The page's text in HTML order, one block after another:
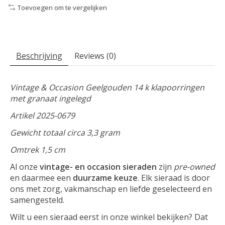
Toevoegen om te vergelijken
Beschrijving Reviews (0)
Vintage & Occasion Geelgouden 14 k klapoorringen
met granaat ingelegd
Artikel 2025-0679
Gewicht totaal circa 3,3 gram
Omtrek 1,5 cm
Al onze vintage- en occasion sieraden zijn pre-owned
en daarmee een duurzame keuze. Elk sieraad is door
ons met zorg, vakmanschap en liefde geselecteerd en
samengesteld.
Wilt u een sieraad eerst in onze winkel bekijken? Dat